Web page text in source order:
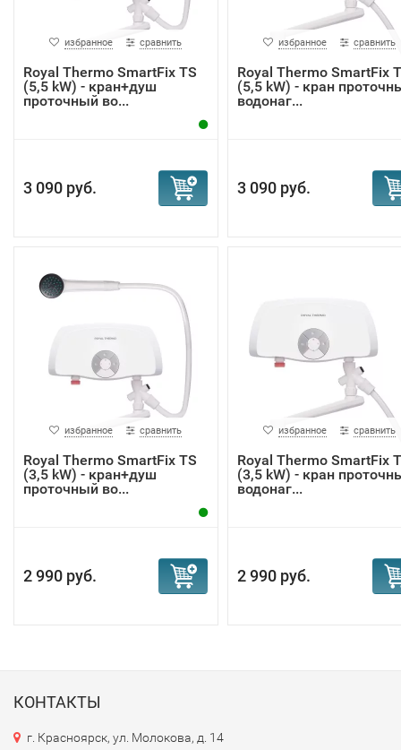
избранное сравнить
Royal Thermo SmartFix TS
(5,5 kW) - кран+душ
проточный во...
3 090 руб.
избранное сравнить
Royal Thermo SmartFix T
(5,5 kW) - кран
водонаг...
3 090 руб.
избранное сравнить
Royal Thermo SmartFix TS
(3,5 kW) - кран+душ
проточный во...
2 990 руб.
избранное сравнить
Royal Thermo SmartFix T
(3,5 kW) - кран
водонаг...
2 990 руб.
КОНТАКТЫ
г. Красноярск, ул. Молокова, д. 14